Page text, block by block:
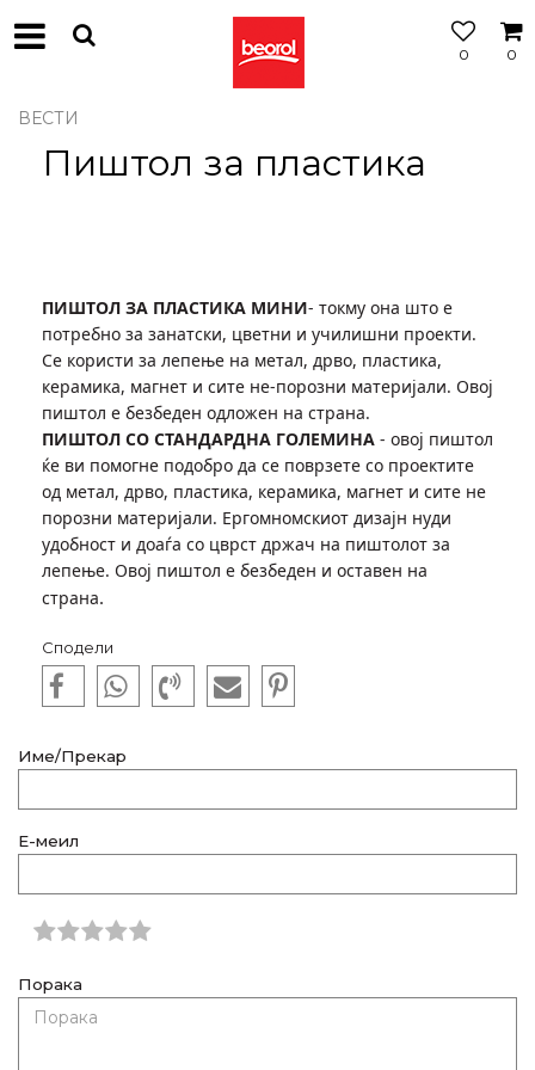
0
0
БЕСПЛАТНА
ИСПОРАКА
ВЕСТИ
Пиштол за пластика
ПИШТОЛ ЗА ПЛАСТИКА МИНИ- токму она што е
потребно за занатски, цветни и училишни проекти.
Се користи за лепење на метал, дрво, пластика,
керамика, магнет и сите не-порозни материјали. Овој
пиштол е безбеден одложен на страна.
ПИШТОЛ СО СТАНДАРДНА ГОЛЕМИНА - овој пиштол
ќе ви помогне подобро да се поврзете со проектите
од метал, дрво, пластика, керамика, магнет и сите не
порозни материјали. Ергомномскиот дизајн нуди
удобност и доаѓа со цврст држач на пиштолот за
лепење. Овој пиштол е безбеден и оставен на
страна.
Сподели
Име/Прекар
Е-меил
Порака